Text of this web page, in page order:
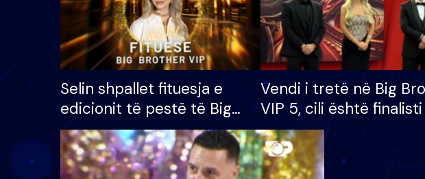
Selin shpallet fituesja e
edicionit të pestë të Big
Brother VIP, rrëmben
çmimin e madh prej 100
mijë eurosh
Vendi i tretë në Big
VIP 5, cili është finalisti
radhës që lë shtëpinë